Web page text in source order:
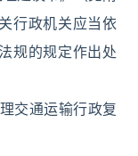
行政机关应当依
规的规定作出处
交通运输行政复